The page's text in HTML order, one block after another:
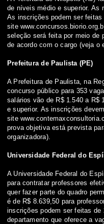
de níveis médio e superior. As
As inscrições podem ser feitas
site
seleção será feita por meio de
de acordo com o cargo (veja o
Prefeitura de Paulista (PE)
A Prefeitura de Paulista, na
concurso público para 353
salários vão de R$ 1.540 a R$
e superior. As inscrições
site
prova objetiva está prevista
organizadora).
Universidade Federal do
A Universidade Federal do
para contratar professores
quer fazer parte do quadro
é de R$ 8.639,50 para
inscrições podem ser feitas de
departamento que oferece a